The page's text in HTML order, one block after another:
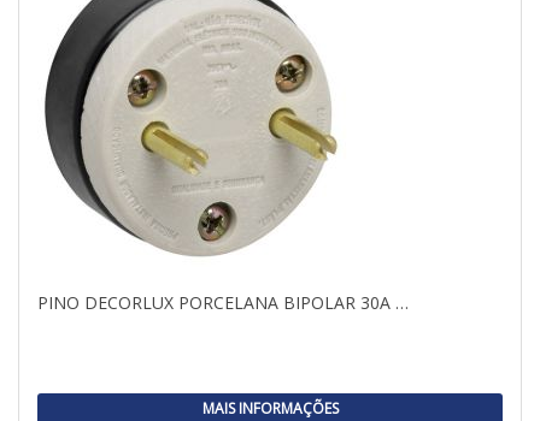
PINO DECORLUX PORCELANA BIPOLAR 30A …
MAIS INFORMAÇÕES